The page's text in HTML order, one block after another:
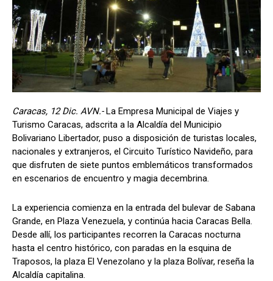
Caracas, 12 Dic. AVN.-La Empresa Municipal de Viajes y
Turismo Caracas, adscrita a la Alcaldía del Municipio
Bolivariano Libertador, puso a disposición de turistas locales,
nacionales y extranjeros, el Circuito Turístico Navideño, para
que disfruten de siete puntos emblemáticos transformados
en escenarios de encuentro y magia decembrina.
La experiencia comienza en la entrada del bulevar de Sabana
Grande, en Plaza Venezuela, y continúa hacia Caracas Bella.
Desde allí, los participantes recorren la Caracas nocturna
hasta el centro histórico, con paradas en la esquina de
Traposos, la plaza El Venezolano y la plaza Bolívar, reseña la
Alcaldía capitalina.